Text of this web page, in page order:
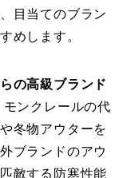
目当てのブラン
めします。
の高級ブランド
モンクレールの代
冬物アウターを
ブランドのアウ
敵する防寒性能